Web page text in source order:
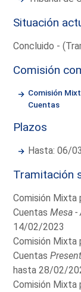
Situación
Concluido -
Comisión
Comisión
Cuentas
Plazos
Hasta: 06/
Tramitación
Comisión Mixta
CuentasMesa -
14/02/2023
Comisión Mixta
Cuentas
hasta 28/02/
Comisión Mixta